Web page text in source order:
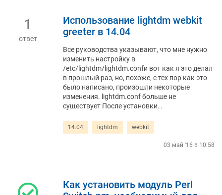
1
ответ
Использование lightdm webkit
greeter в 14.04
Все руководства указывают, что мне нужно
изменить настройку в
/etc/lightdm/lightdm.confи вот как я это делал
в прошлый раз, но, похоже, с тех пор как это
было написано, произошли некоторые
изменения. lightdm.conf больше не
существует После установки…
14.04 lightdm webkit
03 май '16 в 10:58
Как установить модуль Perl